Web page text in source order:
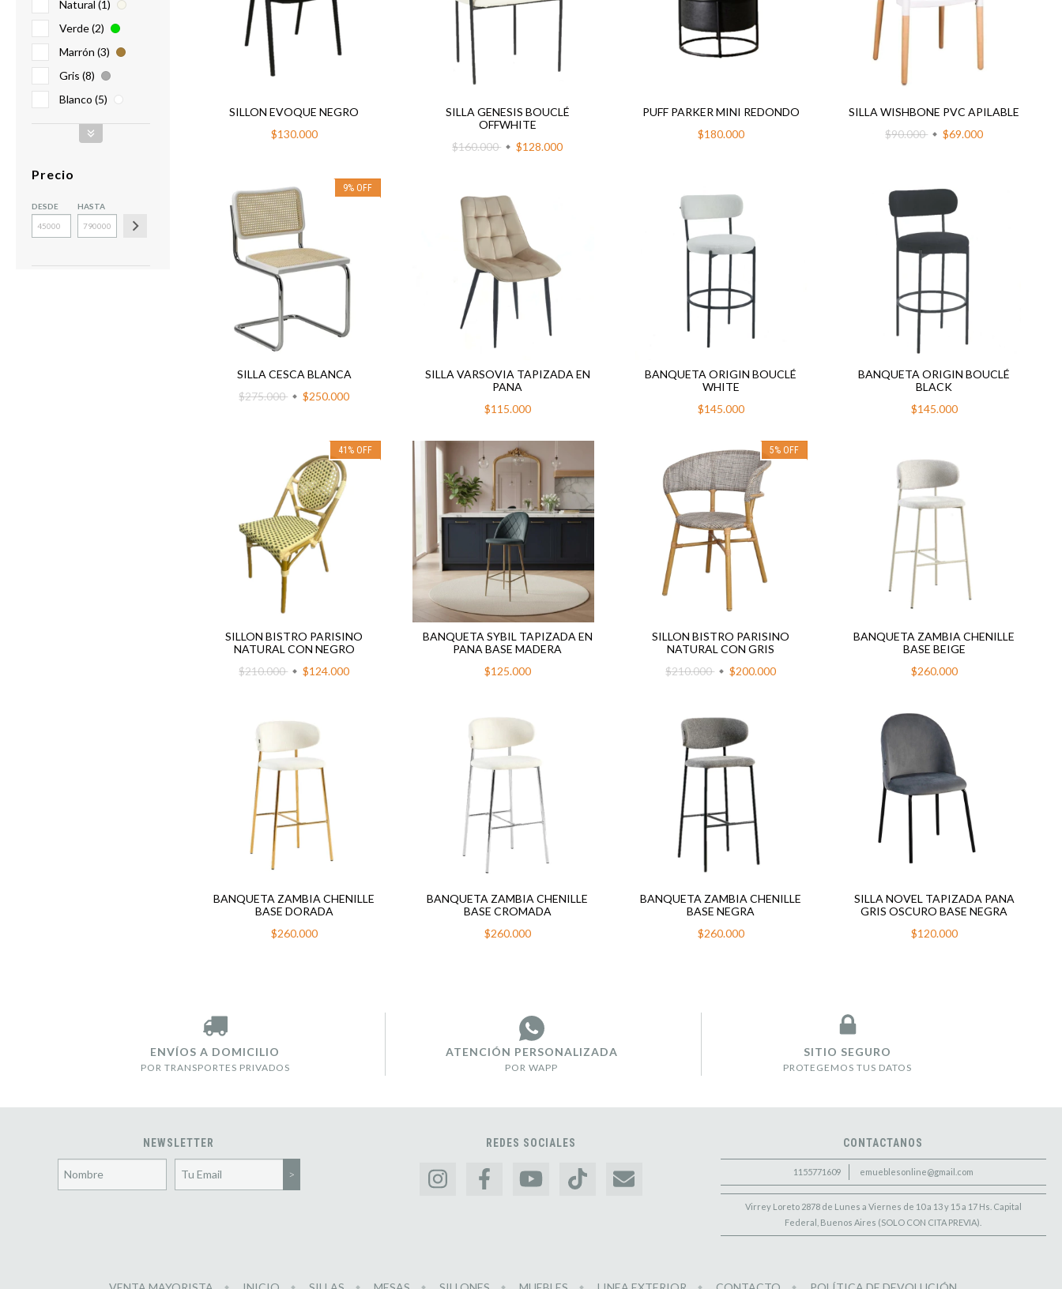
Natural (1)
Verde (2)
Marrón (3)
Gris (8)
Blanco (5)
Precio
DESDE HASTA
SILLON EVOQUE NEGRO
$130.000
SILLA GENESIS BOUCLÉ
OFFWHITE
$160.000
$128.000
PUFF PARKER MINI REDONDO
$180.000
SILLA WISHBONE PVC APILABLE
$90.000
$69.000
9% OFF
SILLA CESCA BLANCA
$275.000
$250.000
SILLA VARSOVIA TAPIZADA EN
PANA
$115.000
BANQUETA ORIGIN BOUCLÉ
WHITE
$145.000
BANQUETA ORIGIN BOUCLÉ
BLACK
$145.000
41 % OFF
SILLON BISTRO PARISINO
NATURAL CON NEGRO
$210.000
$124.000
BANQUETA SYBIL TAPIZADA EN
PANA BASE MADERA
$125.000
5% OFF
SILLON BISTRO PARISINO
NATURAL CON GRIS
$210.000
$200.000
BANQUETA ZAMBIA CHENILLE
BASE BEIGE
$260.000
BANQUETA ZAMBIA CHENILLE
BASE DORADA
$260.000
BANQUETA ZAMBIA CHENILLE
BASE CROMADA
$260.000
BANQUETA ZAMBIA CHENILLE
BASE NEGRA
$260.000
SILLA NOVEL TAPIZADA PANA
GRIS OSCURO BASE NEGRA
$120.000
ENVÍOS A DOMICILIO
POR TRANSPORTES PRIVADOS
ATENCIÓN PERSONALIZADA
POR WAPP
SITIO SEGURO
PROTEGEMOS TUS DATOS
NEWSLETTER REDES SOCIALES CONTACTANOS
1155771609 emueblesonline@gmail.com
Virrey Loreto 2878 de Lunes a Viernes de 10 a 13 y 15 a 17 Hs. Capital
Federal, Buenos Aires (SOLO CON CITA PREVIA).